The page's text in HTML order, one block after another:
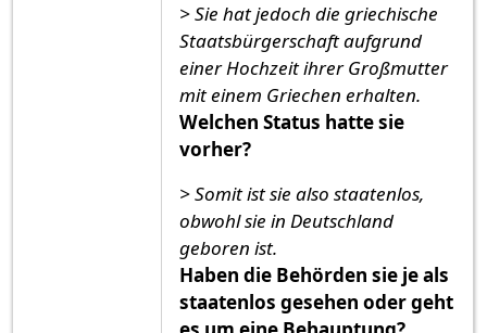
> Sie hat jedoch die griechische
Staatsbürgerschaft aufgrund
einer Hochzeit ihrer Großmutter
mit einem Griechen erhalten.
Welchen Status hatte sie
vorher?
> Somit ist sie also staatenlos,
obwohl sie in Deutschland
geboren ist.
Haben die Behörden sie je als
staatenlos gesehen oder geht